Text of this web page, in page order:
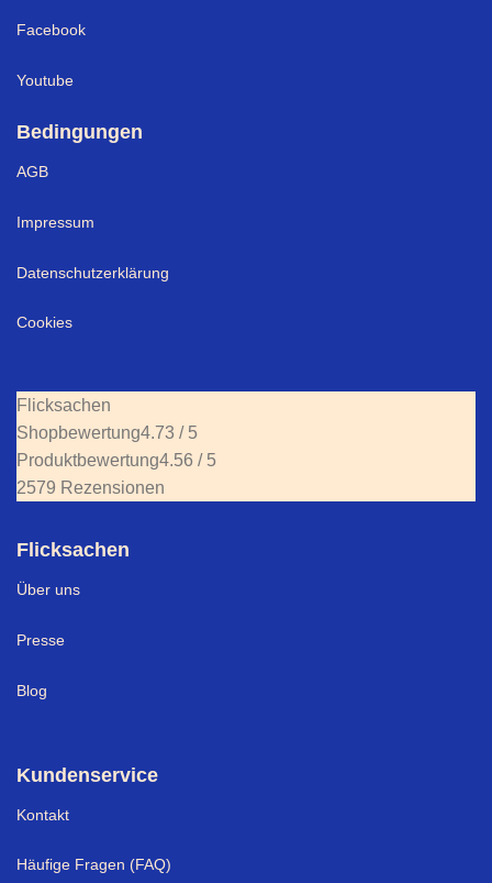
Facebook
Youtube
Bedingungen
AGB
Impressum
Datenschutzerklärung
Cookies
Flicksachen
Shopbewertung4.73 / 5
Produktbewertung4.56 / 5
2579 Rezensionen
Flicksachen
Über uns
Presse
Blog
Kundenservice
Kontakt
Häufige Fragen (FAQ)